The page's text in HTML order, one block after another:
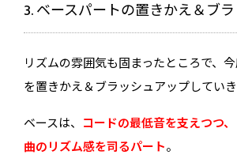
3. ベースパートの置きかえ＆ブ
リズムの雰囲気も固まったところで、
を置きかえ＆ブラッシュアップしていき
ベースは、 コードの最低音を支えつつ
曲のリズム感を司るパート。